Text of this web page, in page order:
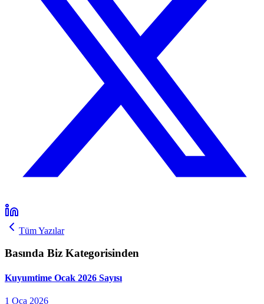
Tüm Yazılar
Basında Biz Kategorisinden
Kuyumtime Ocak 2026 Sayısı
1 Oca 2026